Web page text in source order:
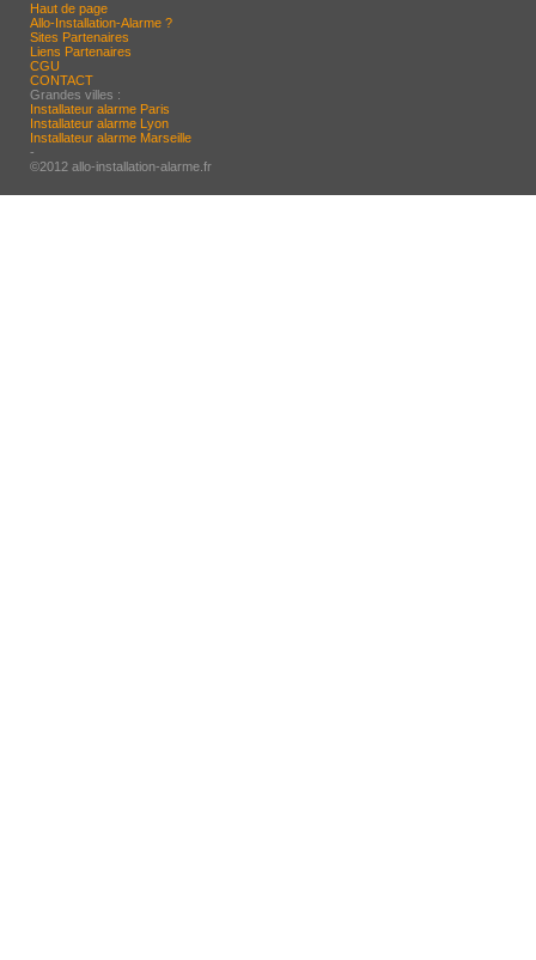
Haut de page
Allo-Installation-Alarme ?
Sites Partenaires
Liens Partenaires
CGU
CONTACT
Grandes villes :
Installateur alarme Paris
Installateur alarme Lyon
Installateur alarme Marseille
-
©2012 allo-installation-alarme.fr